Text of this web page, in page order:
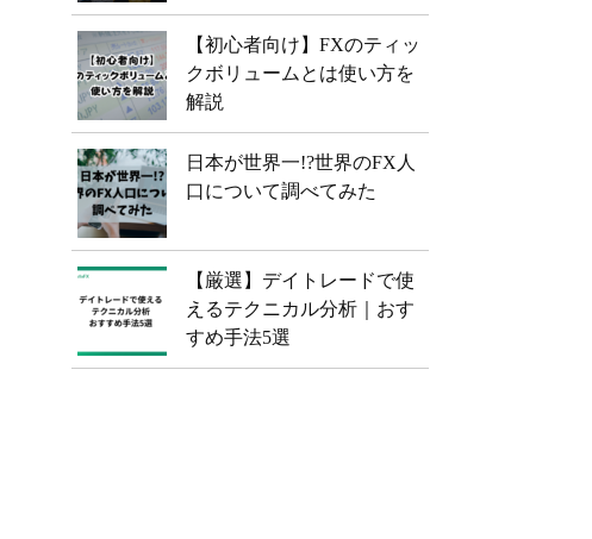
【初心者向け】FXのティッ
クボリュームとは使い方を
解説
日本が世界一!?世界のFX人
口について調べてみた
【厳選】デイトレードで使
えるテクニカル分析｜おす
すめ手法5選